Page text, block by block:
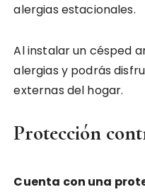
alergias estacionales.
Al instalar un césped
alergias y podrás
externas del hogar.
Protección
Cuenta con una